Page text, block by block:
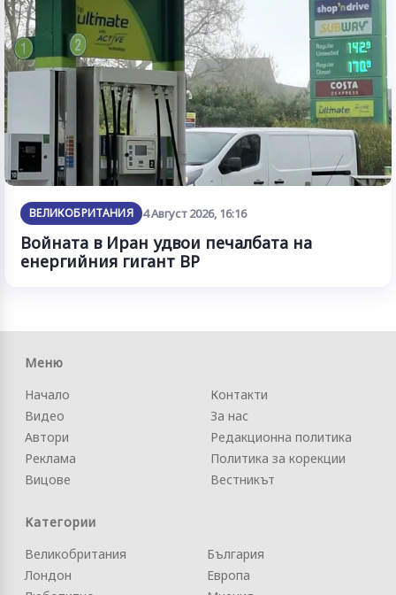
ВЕЛИКОБРИТАНИЯ 4 Август 2026, 16:16
Войната в Иран удвои печалбата на
енергийния гигант BP
Меню
Начало
Видео
Автори
Реклама
Вицове
Контакти
За нас
Редакционна политика
Политика за корекции
Вестникът
Категории
Великобритания
Лондон
България
Европа